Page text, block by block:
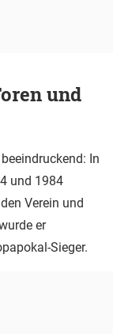
und
In
und 1984
Verein und
er
Sieger.